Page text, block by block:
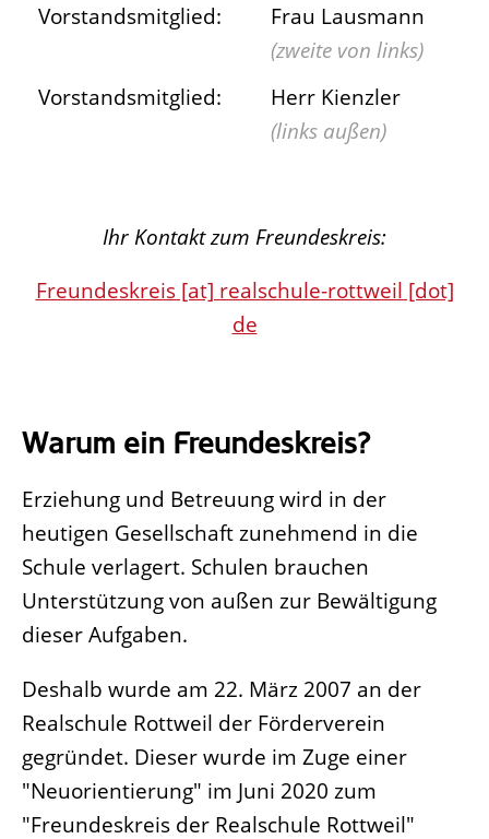
Vorstandsmitglied:
Frau Lausmann
(zweite von links)
Vorstandsmitglied:
Herr Kienzler
(links außen)
Ihr Kontakt zum Freundeskreis:
Freundeskreis [at] realschule-rottweil [dot]
de
Warum ein Freundeskreis?
Erziehung und Betreuung wird in der
heutigen Gesellschaft zunehmend in die
Schule verlagert. Schulen brauchen
Unterstützung von außen zur Bewältigung
dieser Aufgaben.
Deshalb wurde am 22. März 2007 an der
Realschule Rottweil der Förderverein
gegründet. Dieser wurde im Zuge einer
"Neuorientierung" im Juni 2020 zum
"Freundeskreis der Realschule Rottweil"